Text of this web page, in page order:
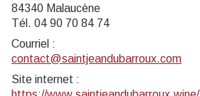
84340 Malaucène
Tél. 04 90 70 84 74
Courriel :
contact@saintjeandubarroux.com
Site internet :